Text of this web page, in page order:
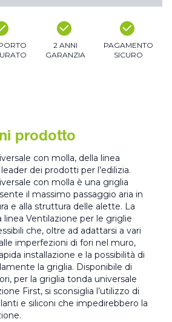
2 ANNI
GARANZIA
PAGAMENTO
SICURO
prodotto
con molla, della linea
dei prodotti per l’edilizia.
con molla è una griglia
il massimo passaggio aria in
e alla struttura delle alette. La
linea Ventilazione per le griglie
che, oltre ad adattarsi a vari
imperfezioni di fori nel muro,
installazione e la possibilità di
la griglia. Disponibile di
per la griglia tonda universale
First, si sconsiglia l’utilizzo di
e siliconi che impedirebbero la